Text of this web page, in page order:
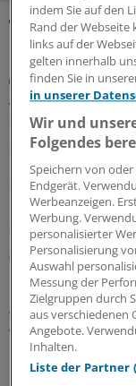
MEHR ZUM
Stationsärztin
Aktuelles Urteil:
sollten in
Schon wieder
Nutzung von
Stationsärztin
Kollegen muss
zahlen.
06.08.2026
WIdO-
beschleunigen
indem Sie auf den
Rand der
links auf der
gelten innerhalb
finden Sie in
in unserer
Wir und
Folgendes
Speichern von
Endgerät.
Werbeanzeigen.
Werbung.
personalisierter
Personalisierung
Auswahl
Messung der
Zielgruppen durch
aus verschiedenen
Angebote.
Inhalten.
Liste der Partner